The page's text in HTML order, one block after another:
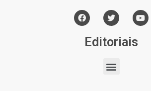
Editoriais